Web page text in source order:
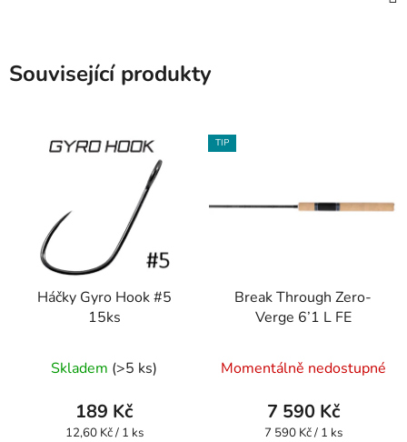
Související produkty
Háčky Gyro Hook #5
15ks
Skladem (>5 ks)
189 Kč
Měrná
12,60 Kč / 1 ks
TIP
Break Through Zero-
Verge 6’1 L FE
hodnocení
produktu
je
Momentálně nedostupné
7 590 Kč
Měrná
7 590 Kč / 1 ks